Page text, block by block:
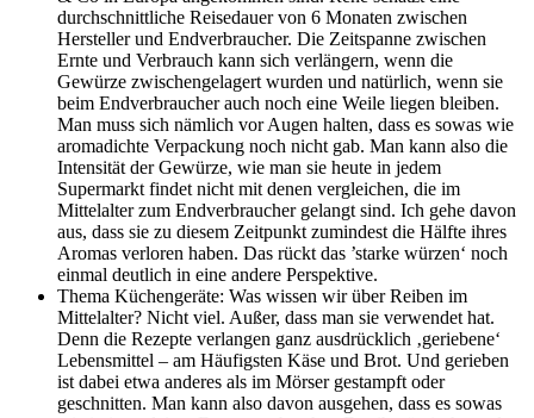
durchschnittliche Reisedauer von 6 Monaten zwischen
Hersteller und Endverbraucher. Die Zeitspanne zwischen
Ernte und Verbrauch kann sich verlängern, wenn die
Gewürze zwischengelagert wurden und natürlich, wenn sie
beim Endverbraucher auch noch eine Weile liegen bleiben.
Man muss sich nämlich vor Augen halten, dass es sowas wie
aromadichte Verpackung noch nicht gab. Man kann also die
Intensität der Gewürze, wie man sie heute in jedem
Supermarkt findet nicht mit denen vergleichen, die im
Mittelalter zum Endverbraucher gelangt sind. Ich gehe davon
aus, dass sie zu diesem Zeitpunkt zumindest die Hälfte ihres
Aromas verloren haben. Das rückt das ’starke würzen‘ noch
einmal deutlich in eine andere Perspektive.
Thema Küchengeräte: Was wissen wir über Reiben im
Mittelalter? Nicht viel. Außer, dass man sie verwendet hat.
Denn die Rezepte verlangen ganz ausdrücklich ‚geriebene‘
Lebensmittel – am Häufigsten Käse und Brot. Und gerieben
ist dabei etwa anderes als im Mörser gestampft oder
geschnitten. Man kann also davon ausgehen, dass es sowas